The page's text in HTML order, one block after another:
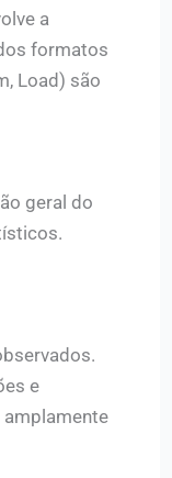
a
formatos
Load) são
geral do
e